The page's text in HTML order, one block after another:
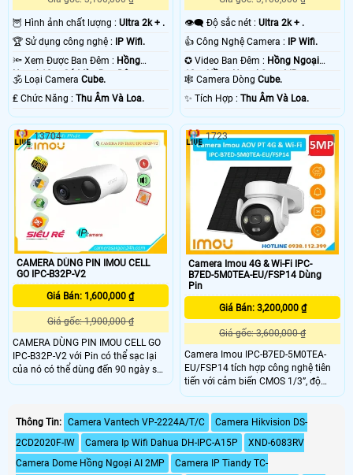
🦉 Hình ảnh chất lượng : Ultra 2k + .
🏆 Sử dụng công nghệ :
IP Wifi.
🔦 Xem Được Ban Đêm : Hồng
Ngoại 10m Có Màu Ban Ðêm.
🕉️ Loại Camera Cube.
️₤ Chức Năng : Thu Âm Và Loa.
👁️‍🗨 Độ sắc nét :Ultra 2k + .
👍 Công Nghệ Camera :
IP Wifi.
✪ Video Ban Đêm : Hồng Ngoại
10m Hồng Ngoại Smart IR.
🕸️ Camera DòngCube.
️✨ Tích Hợp :Thu Âm Và Loa.
CAMERA DÙNG PIN IMOU CELL
GO IPC-B32P-V2
Giá Bán: 1,600,000 ₫
Giá gốc: 1,900,000 ₫
CAMERA DÙNG PIN IMOU CELL GO
IPC-B32P-V2 với Pin có thể sạc lại
của nó có thể dùng đến 90 ngày sau
một lần sạc. Công nghệ phát hiện
minh. Cung cấp khả năng giám sát
trực tiếp 2K để xem rõ những gì
đang xảy ra trong và xung quanh
nhà bạn
13704
Camera Imou 4G & Wi-Fi IPC-
B7ED-5M0TEA-EU/FSP14 Dùng
Pin
Giá Bán: 3,200,000 ₫
Giá gốc: 3,600,000 ₫
Camera Imou IPC-B7ED-5M0TEA-
EU/FSP14 tích hợp công nghệ tiên
tiến với cảm biến CMOS 1/3”, độ
phân giải 5MP, ống kính 3.6mm góc
2.4GHz, 4G LTE, đèn hồng ngoại
20m và chuẩn chống nước IP66.
Sản phẩm cung cấp chất lượng hình
ảnh sắc nét, hoạt động ổn định
1723
Thông Tin: Camera Vantech VP-2224A/T/C
Camera Hikvision DS-
2CD2020F-IW
Camera Ip Wifi Dahua DH-IPC-A15P
XND-6083RV
Camera Dome Hồng Ngoại AI 2MP
Camera IP Tiandy TC-